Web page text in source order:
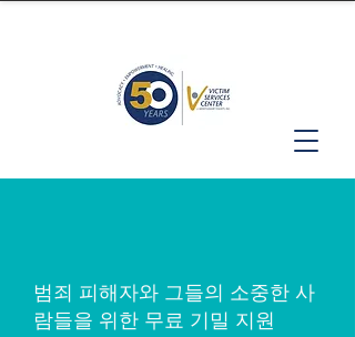
범죄 피해자와 그들의 소중한 사
람들을 위한 무료 기밀 지원